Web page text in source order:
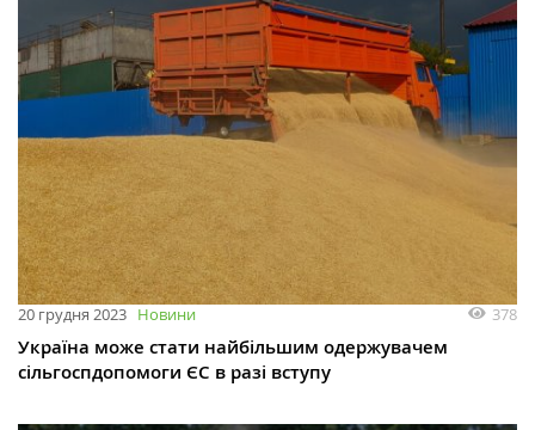
20 грудня 2023 Новини 378
Україна може стати найбільшим одержувачем
сільгоспдопомоги ЄС в разі вступу